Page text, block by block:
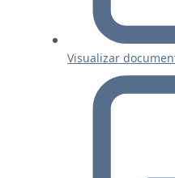
Visualizar